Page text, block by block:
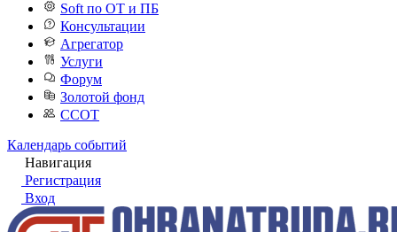
Soft по ОТ и ПБ
Консультации
Агрегатор
Услуги
Форум
Золотой фонд
ССОТ
Календарь событий
Навигация
Регистрация
Вход